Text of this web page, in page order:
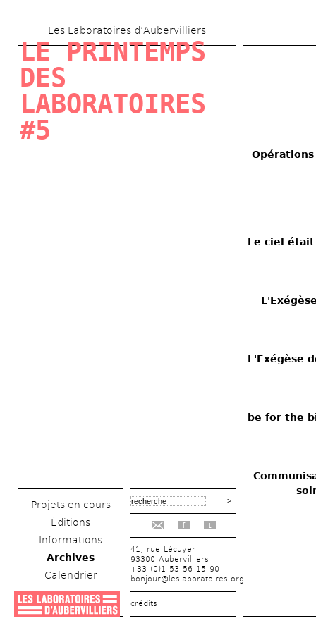
au
contenu
Les Laboratoires d’Aubervilliers
LE PRINTEMPS
DES
LABORATOIRES
#5
Projets en cours
Éditions
Informations
Archives
Calendrier
f t
41, rue Lécuyer
93300 Aubervilliers
+33 (0)1 53 56 15 90
bonjour@leslaboratoires.org
crédits
Le ciel
L'Exégèse
be for the